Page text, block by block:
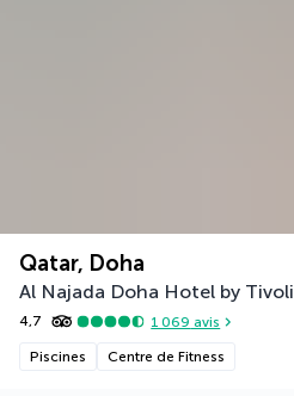
Qatar, Doha
Al Najada Doha Hotel by Tivoli
4,7 1 069 avis
Piscines Centre de Fitness